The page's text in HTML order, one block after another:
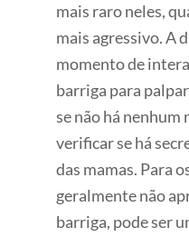
mais raro neles,
mais agressivo. A
momento de
barriga para
se não há nenhum
verificar se há
das mamas. Para
geralmente não
barriga, pode ser